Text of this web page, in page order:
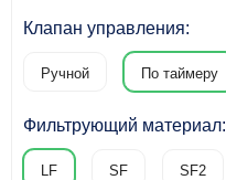
Клапан управления:
Ручной По таймеру
Фильтрующий материал:
LF SF SF2